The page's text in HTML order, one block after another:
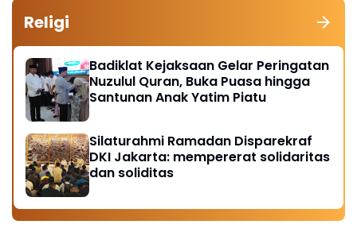
Religi
Badiklat Kejaksaan Gelar Peringatan
Nuzulul Quran, Buka Puasa hingga
Santunan Anak Yatim Piatu
Silaturahmi Ramadan Disparekraf
DKI Jakarta: mempererat solidaritas
dan soliditas